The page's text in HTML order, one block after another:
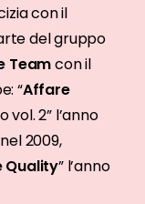
con il
del gruppo
Teamcon il
“Affare
vol. 2” l’anno
2009,
Quality” l’anno